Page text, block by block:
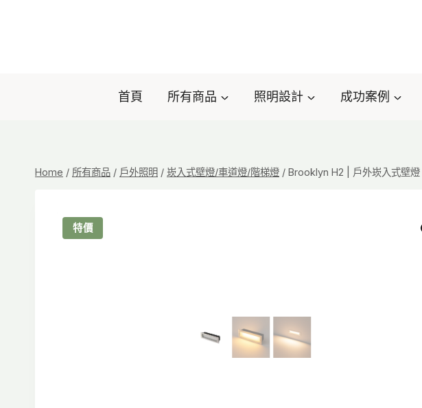
首頁 所有商品 照明設計 成功案例
Home / 所有商品 / 戶外照明 / 崁入式壁燈/車道燈/階梯燈 / Brooklyn H2 | 戶外崁入式壁
特價